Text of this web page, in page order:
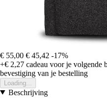
€ 55,00 € 45,42 -17%
+€ 2,27 cadeau voor je volgende
bevestiging van je bestelling
Loading...
Beschrijving